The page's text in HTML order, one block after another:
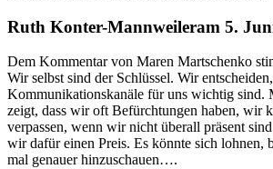
Ruth Konter-Mannweilersagte
am 5.
Dem Kommentar von Maren Martschenko
Wir selbst sind der Schlüssel. Wir
Kommunikationskanäle für uns wichtig sind.
zeigt, dass wir oft Befürchtungen haben, wir
verpassen, wenn wir nicht überall präsent
wir dafür einen Preis. Es könnte sich lohnen,
mal genauer hinzuschauen….